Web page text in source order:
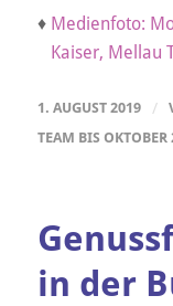
♦ Medienfoto:
Kaiser, Mellau
1. AUGUST 2019 /
TEAM BIS OKTOBER
in der